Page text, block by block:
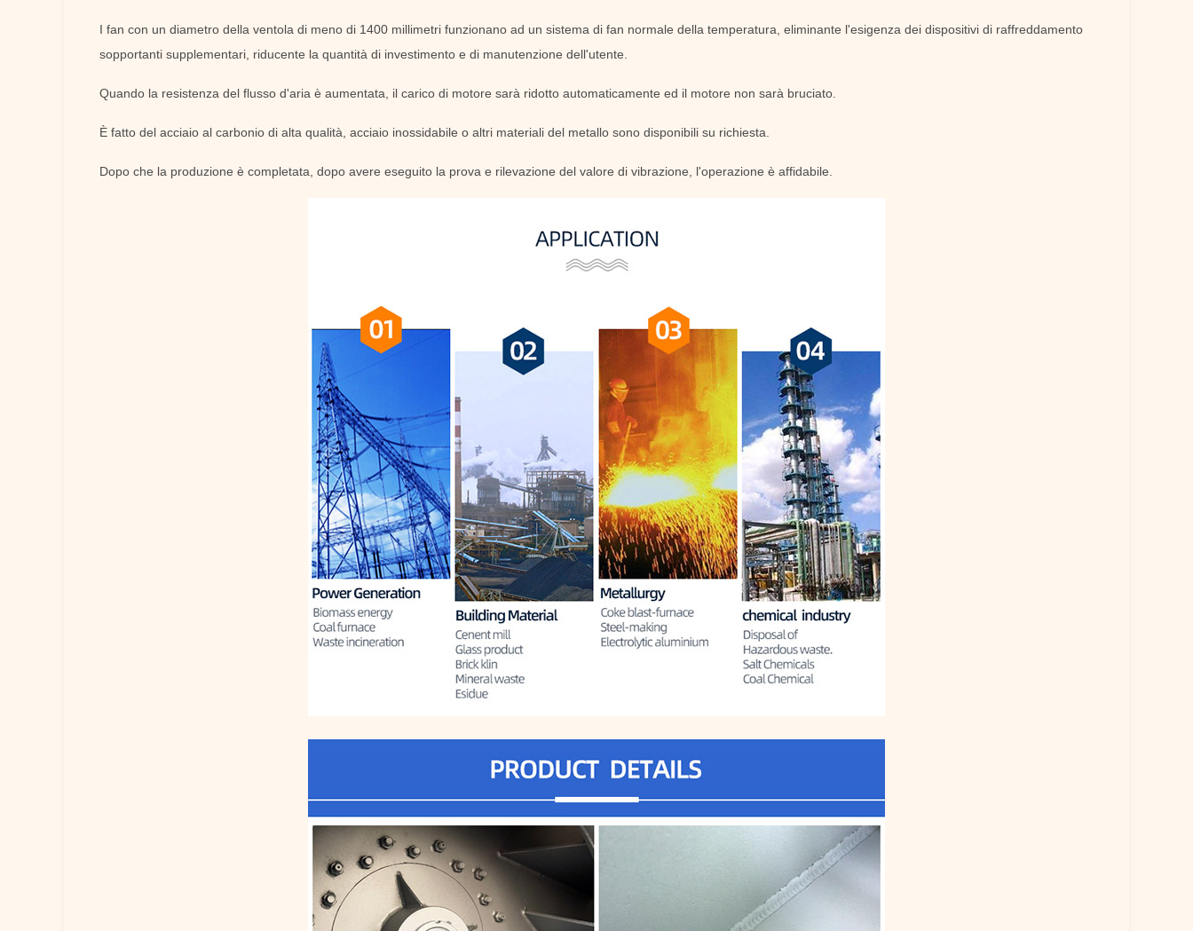
I fan con un diametro della ventola di meno di 1400 millimetri funzionano ad un sistema di fan normale della temperatura, eliminante l'esigenza dei dispositivi di raffreddamento
sopportanti supplementari, riducente la quantità di investimento e di manutenzione dell'utente.
Quando la resistenza del flusso d'aria è aumentata, il carico di motore sarà ridotto automaticamente ed il motore non sarà bruciato.
È fatto del acciaio al carbonio di alta qualità, acciaio inossidabile o altri materiali del metallo sono disponibili su richiesta.
Dopo che la produzione è completata, dopo avere eseguito la prova e rilevazione del valore di vibrazione, l'operazione è affidabile.